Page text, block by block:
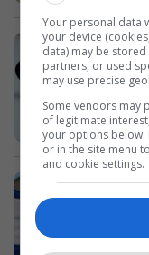
Your personal data
your device
data) may be
partners, or used
may use precise
Some vendors may
of legitimate
your options below.
or in the site menu
and cookie settings.